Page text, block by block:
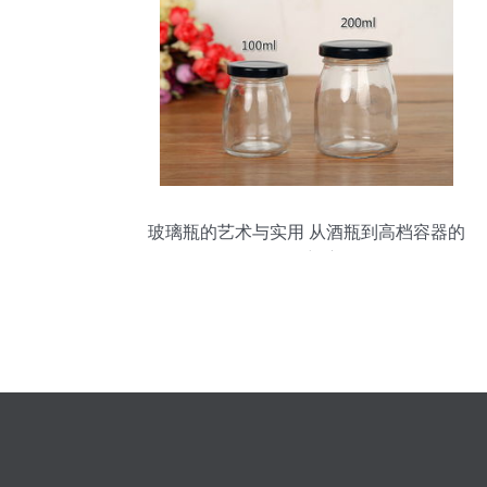
玻璃瓶的艺术与实用 从酒瓶到高档容器的